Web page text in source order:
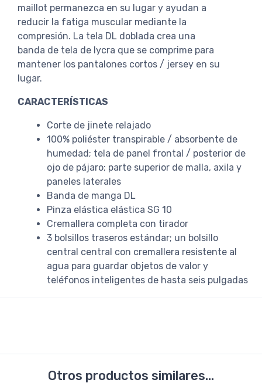
maillot permanezca en su lugar y ayudan a
reducir la fatiga muscular mediante la
compresión. La tela DL doblada crea una
banda de tela de lycra que se comprime para
mantener los pantalones cortos / jersey en su
lugar.
CARACTERÍSTICAS
Corte de jinete relajado
100% poliéster transpirable / absorbente de
humedad; tela de panel frontal / posterior de
ojo de pájaro; parte superior de malla, axila y
paneles laterales
Banda de manga DL
Pinza elástica elástica SG 10
Cremallera completa con tirador
3 bolsillos traseros estándar; un bolsillo
central central con cremallera resistente al
agua para guardar objetos de valor y
teléfonos inteligentes de hasta seis pulgadas
Otros productos similares...